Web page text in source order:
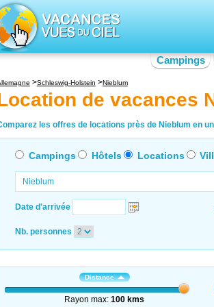
Campings
Schleswig-Holstein Nieblum
de vacances
les offres de locations près de Nieblum en
Campings Hôtels Locations
Date d'arrivée
Nb. personnes
Distance
Rayon max:100 kms